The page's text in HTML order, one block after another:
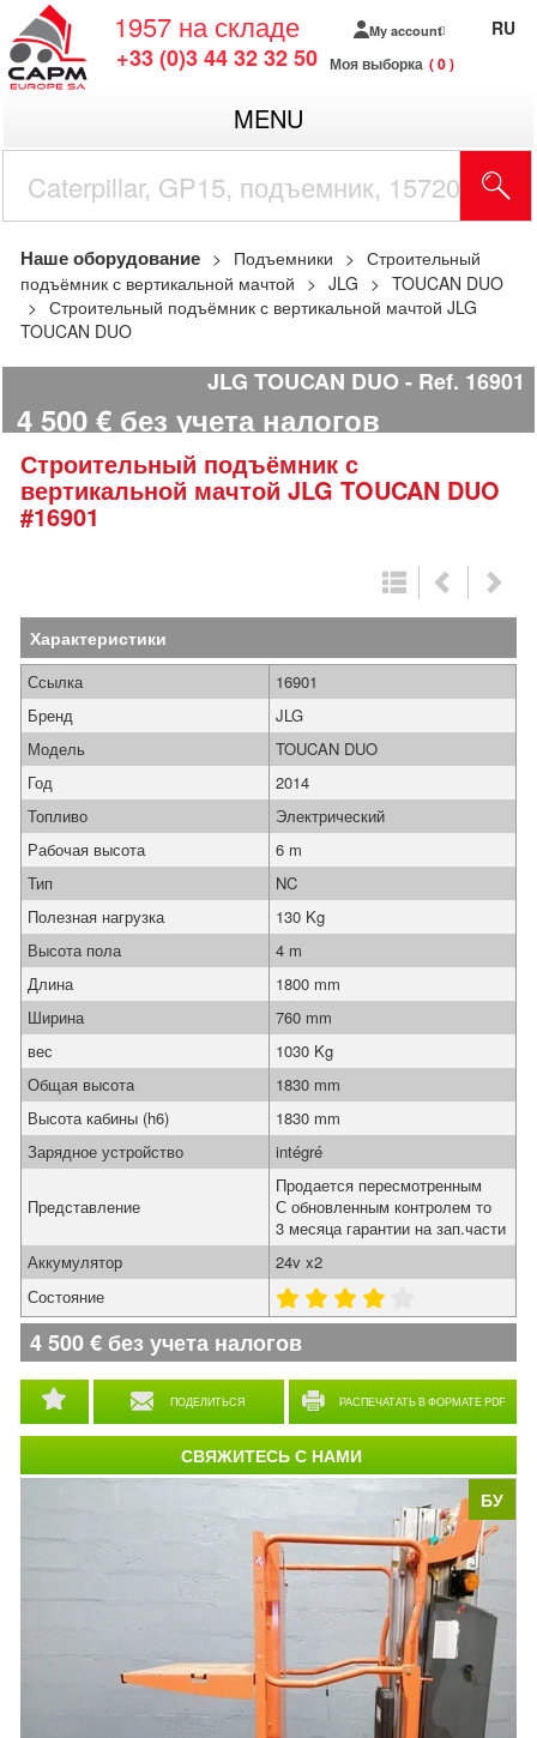
1957 на складе
+33 (0)3 44 32 32 50
My account
Моя выборка 0
RU
MENU
Наше оборудование Подъемники
Строительный
подъёмник с вертикальной мачтой
JLG
TOUCAN DUO
Строительный подъёмник с вертикальной мачтой JLG
TOUCAN DUO
JLG TOUCAN DUO Ref. 16901
4 500 € без учета налогов
Строительный подъёмник с
вертикальной мачтой JLG TOUCAN DUO
#16901
БУ
Характеристики
ПОДЕЛИТЬСЯ РАСПЕЧАТАТЬ В ФОРМАТЕ PDF
Ссылка
16901
Бренд
JLG
Модель
TOUCAN DUO
Год
2014
Топливо
Электрический
Рабочая высота
6 m
Тип
NC
Полезная нагрузка
130 Kg
Высота пола
4 m
Длина
1800 mm
Ширина
760 mm
вес
1030 Kg
Общая высота
1830 mm
Высота кабины (h6)
1830 mm
Зарядное устройство
intégré
Представление
Продается пересмотренным
С обновленным контролем то
3 месяца гарантии на зап.части
Аккумулятор
24v x2
Состояние
4 500€ без учета налогов
СВЯЖИТЕСЬ С НАМИ